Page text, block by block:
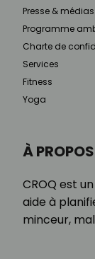
À PROPOS
CROQ est
aide à
minceur,
Presse & médias
Programme
Charte de
Services
Fitness
Yoga